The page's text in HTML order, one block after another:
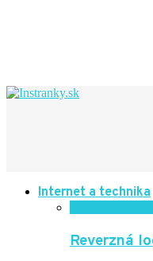
Internet a technika
Reverzná